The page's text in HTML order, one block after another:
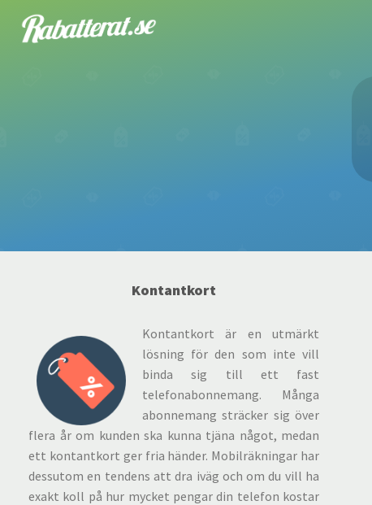
Kontantkort
Kontantkort är en utmärkt
lösning för den som inte vill
binda sig till ett fast
telefonabonnemang. Många
abonnemang sträcker sig över
flera år om kunden ska kunna tjäna något, medan
ett kontantkort ger fria händer. Mobilräkningar har
dessutom en tendens att dra iväg och om du vill ha
exakt koll på hur mycket pengar din telefon kostar